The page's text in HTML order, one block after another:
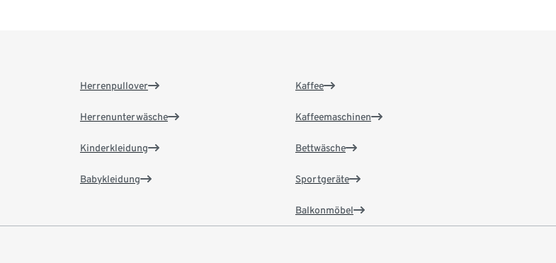
Herrenpullover
Herrenunterwäsche
Kinderkleidung
Babykleidung
Kaffee
Kaffeemaschinen
Bettwäsche
Sportgeräte
Balkonmöbel